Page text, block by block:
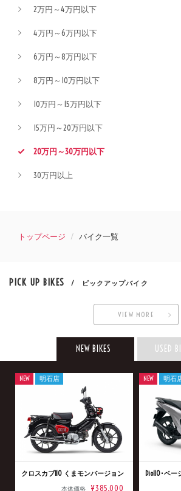
2万円～4万円以下
4万円～6万円以下
6万円～8万円以下
8万円～10万円以下
10万円～15万円以下
15万円～20万円以下
20万円～30万円以下
30万円以上
トップページ バイク一覧
PICK UP BIKES / ピックアップバイク
VIEW MORE
NEW BIKES USED
クロスカブ110 くまモンバージョン
本体価格 ¥385,000
NEW 明石店
Dio110･ベー
NEW 明石